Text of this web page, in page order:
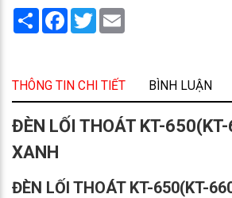
Share Facebook
Twitter
THÔNG TIN CHI TIẾT BÌNH LUẬN
ĐÈN LỐI THOÁT KT-
XANH
ĐÈN LỐI THOÁT KT-650(KT-